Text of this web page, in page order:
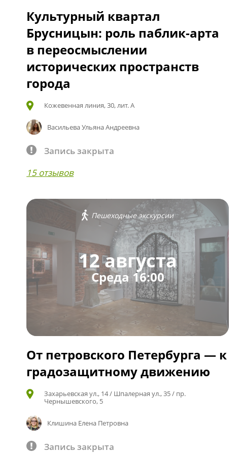
Культурный квартал
Брусницын: роль паблик-арта
в переосмыслении
исторических пространств
города
Кожевенная линия, 30, лит. А
Васильева Ульяна Андреевна
Запись закрыта
15 отзывов
Пешеходные экскурсии
12 августа
Среда 16:00
От петровского Петербурга — к
градозащитному движению
Захарьевская ул., 14 / Шпалерная ул., 35 / пр.
Чернышевского, 5
Клишина Елена Петровна
Запись закрыта